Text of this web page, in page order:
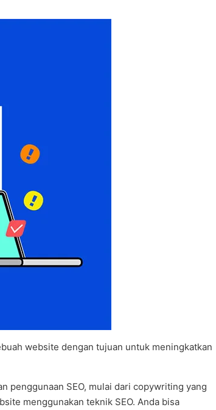
website dengan tujuan untuk meningkatkan
penggunaan SEO, mulai dari copywriting yang
menggunakan teknik SEO. Anda bisa